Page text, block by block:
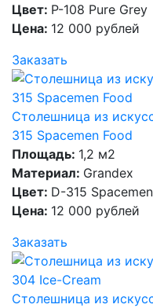
Цвет: P-108 Pure Grey
Цена: 12 000 рублей
Заказать
Столешница из
315 Spacemen Food
Площадь: 1,2 м2
Материал: Grandex
Цвет: D-315
Цена: 12 000 рублей
Заказать
Столешница из